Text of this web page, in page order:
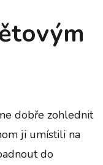
dobře zohlednit
ji umístili na
do